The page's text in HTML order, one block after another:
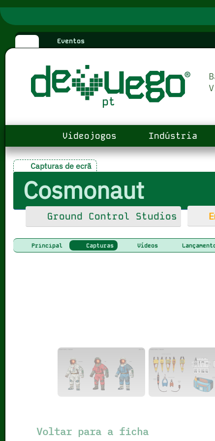
Eventos
Videojogos Indústria
Capturas de ecrã
Cosmonaut
Ground Control Studios
Principal Capturas Vídeos
Voltar para a ficha